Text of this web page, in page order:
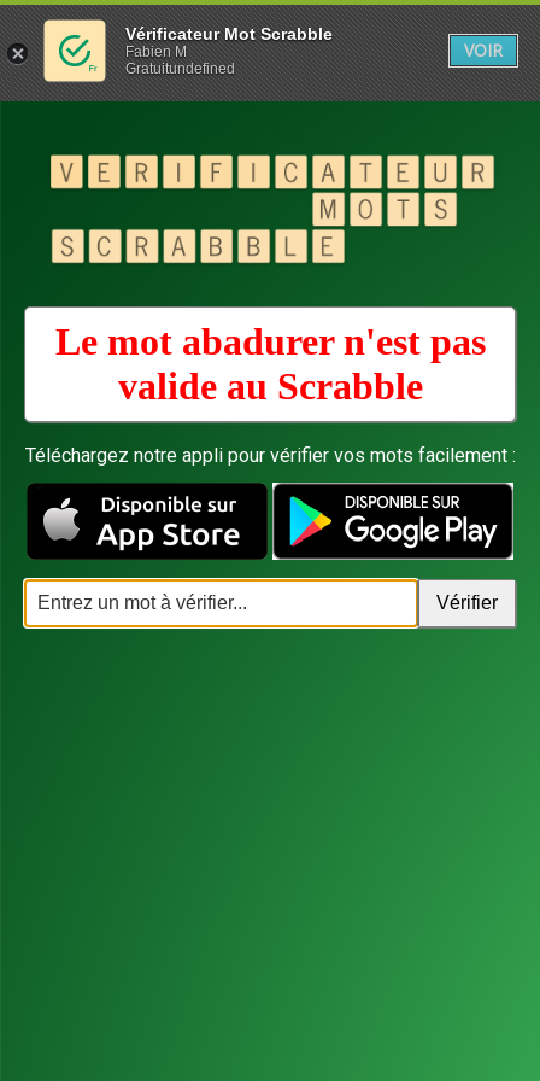
Le mot abadurer n'est pas
valide au Scrabble
Téléchargez notre appli pour vérifier vos mots facilement :
Vérificateur Mot Scrabble
Fabien M
Gratuitundefined
VOIR